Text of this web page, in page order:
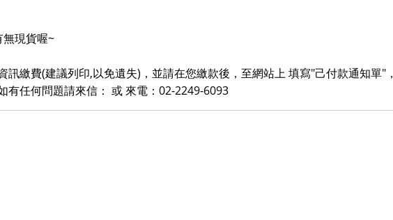
現貨喔~
訊繳費(建議列印,以免遺失)，並請在您繳款後，至網站上 填寫"己付款通知單"，
有任何問題請來信： 或 來電：02-2249-6093